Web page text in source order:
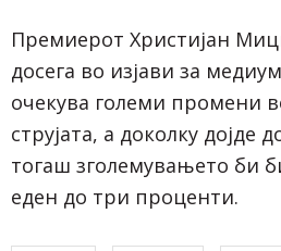
Премиерот Христијан
досега во изјави за
очекува големи промени
струјата, а доколку дојде
тогаш зголемувањето би
еден до три проценти.